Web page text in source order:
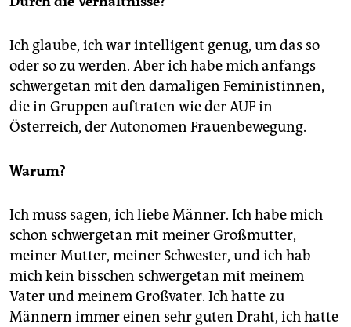
Ich glaube, ich war intelligent genug, um das so
oder so zu werden. Aber ich habe mich anfangs
schwergetan mit den damaligen Feministinnen,
die in Gruppen auftraten wie der AUF in
Österreich, der Autonomen Frauenbewegung.
Warum?
Ich muss sagen, ich liebe Männer. Ich habe mich
schon schwergetan mit meiner Großmutter,
meiner Mutter, meiner Schwester, und ich hab
mich kein bisschen schwergetan mit meinem
Vater und meinem Großvater. Ich hatte zu
Männern immer einen sehr guten Draht, ich hatte